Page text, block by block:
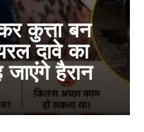
कुत्ता बन
दावे का
हैरान